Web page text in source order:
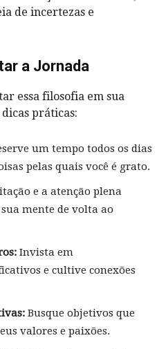
de incertezas e
a Jornada
essa filosofia em sua
práticas:
um tempo todos os dias
pelas quais você é grato.
e a atenção plena
mente de volta ao
Invista em
e cultive conexões
Busque objetivos que
valores e paixões.